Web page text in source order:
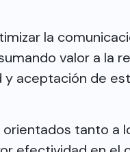
la
valor a la
aceptación de
tanto a